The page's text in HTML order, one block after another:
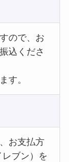
ので、お
込くださ
す。
お支払方
ブン）を